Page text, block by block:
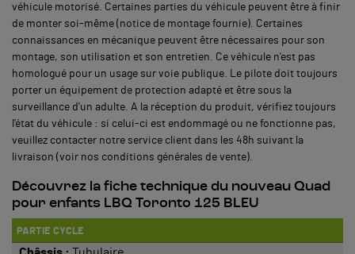
véhicule motorisé. Certaines parties du véhicule peuvent être à finir
de monter soi-même (notice de montage fournie). Certaines
connaissances en mécanique peuvent être nécessaires pour son
montage, son utilisation et son entretien. Ce véhicule n'est pas
homologué pour un usage sur voie publique. Le pilote doit toujours
porter un équipement de protection adapté et être sous la
surveillance d'un adulte. A la réception du produit, vérifiez toujours
l'état du véhicule : si celui-ci est endommagé ou ne fonctionne pas,
veuillez contacter notre service client dans les 48h suivant la
livraison (voir nos conditions générales de vente).
Découvrez la fiche technique du nouveau Quad
pour enfants LBQ Toronto 125 BLEU
PARTIE CYCLE